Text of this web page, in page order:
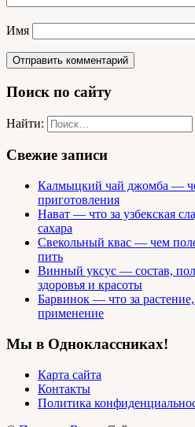
Имя
Поиск по сайту
Найти:
Свежие записи
Калмыцкий чай джомба —
приготовления
Нават — что за узбекская
сахара
Свекольный квас — чем
пить
Винный уксус — состав,
здоровья и красоты
Барвинок — что за
применение
Мы в Одноклассниках!
Карта сайта
Контакты
Политика